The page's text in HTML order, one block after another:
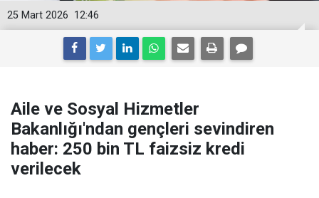
12:46
25 Mart 2026
Aile ve Sosyal Hizmetler
Bakanlığı'ndan gençleri sevindiren
haber: 250 bin TL faizsiz kredi
verilecek